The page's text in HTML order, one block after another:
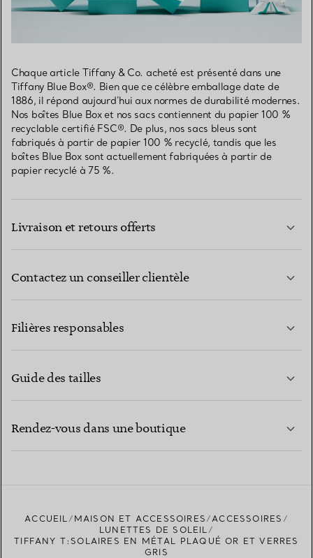
Chaque article Tiffany & Co. acheté est présenté dans une
Tiffany Blue Box®. Bien que ce célèbre emballage date de
1886, il répond aujourd’hui aux normes de durabilité modernes.
Nos boîtes Blue Box et nos sacs contiennent du papier 100 %
recyclable certifié FSC®. De plus, nos sacs bleus sont
fabriqués à partir de papier 100 % recyclé, tandis que les
boîtes Blue Box sont actuellement fabriquées à partir de
papier recyclé à 75 %.
Livraison et retours offerts
Contactez un conseiller clientèle
Filières responsables
Guide des tailles
Rendez-vous dans une boutique
TROUVEZ LA BOUTIQUE LA PLUS PROCHE
ACCUEIL MAISON ET ACCESSOIRES
ACCESSOIRES
LUNETTES DE SOLEIL
TIFFANY T:SOLAIRES EN MÉTAL PLAQUÉ OR ET VERRES
GRIS